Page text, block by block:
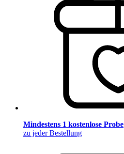
Mindestens 1 kostenlose Probe
zu jeder Bestellung